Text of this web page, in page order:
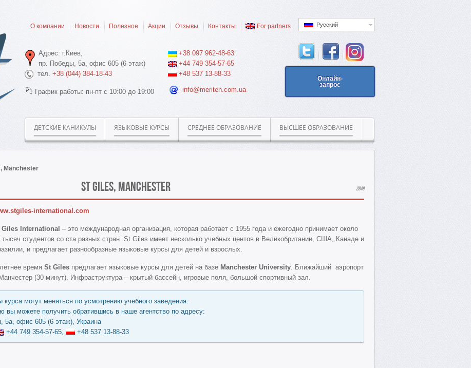
Русский
О компании Новости Полезное Акции Отзывы Контакты For partners
Онлайн-
запрос
+38 097 962-48-63
+44 749 354-57-65
+48 537 13-88-33
info@meriten.com.ua
Адрес: г.Киев,
пр. Победы, 5а, офис 605 (6 этаж)
тел. +38 (044) 384-18-43
График работы: пн-пт с 10:00 до 19:00
ДЕТСКИЕ КАНИКУЛЫ ЯЗЫКОВЫЕ КУРСЫ СРЕДНЕЕ ОБРАЗОВАНИЕ ВЫСШЕЕ ОБРАЗОВАНИЕ
Manchester
St Giles, Manchester 2849
international.com
Giles International – это международная организация, которая работает с 1955 года и ежегодно принимает около
тысяч студентов со ста разных стран. St Giles имеет несколько учебных центов в Великобритании, США, Канаде и
и предлагает разнообразные языковые курсы для детей и взрослых.
время St Giles предлагает языковые курсы для детей на базе Manchester University. Ближайший аэропорт
(30 минут). Инфраструктура – крытый бассейн, игровые поля, большой спортивный зал.
могут меняться по усмотрению учебного заведения.
можете получить обратившись в наше агентство по адресу:
5а, офис 605 (6 этаж), Украина
+44 749 354-57-65, +48 537 13-88-33